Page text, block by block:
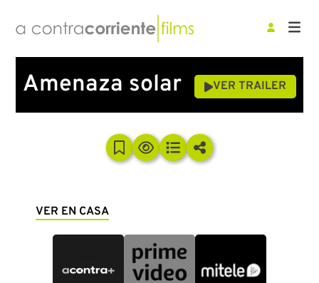
Amenaza solar VER TRAILER
VER EN CASA